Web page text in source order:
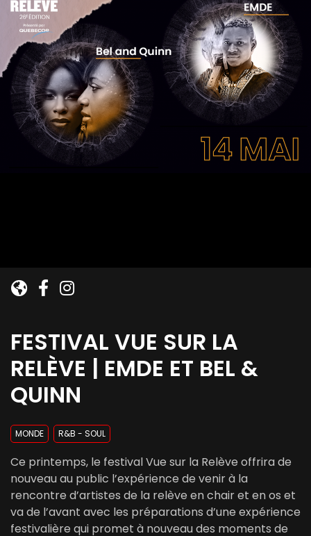
FESTIVAL VUE SUR LA
RELÈVE | EMDE ET BEL &
QUINN
MONDE R&B - SOUL
Ce printemps, le festival Vue sur la Relève offrira de
nouveau au public l’expérience de venir à la
rencontre d’artistes de la relève en chair et en os et
va de l’avant avec les préparations d’une expérience
festivalière qui promet à nouveau des moments de